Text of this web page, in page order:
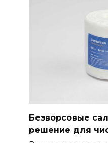
Безворсовые
решение для